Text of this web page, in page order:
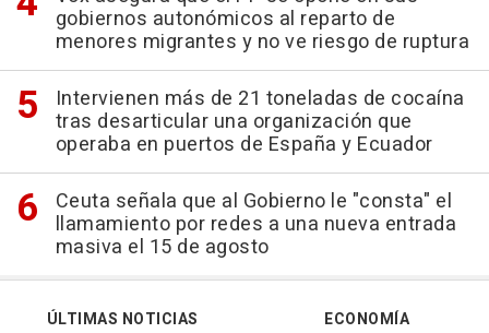
gobiernos autonómicos al reparto de
menores migrantes y no ve riesgo de ruptura
Intervienen más de 21 toneladas de cocaína
tras desarticular una organización que
operaba en puertos de España y Ecuador
Ceuta señala que al Gobierno le "consta" el
llamamiento por redes a una nueva entrada
masiva el 15 de agosto
ÚLTIMAS NOTICIAS
ECONOMÍA